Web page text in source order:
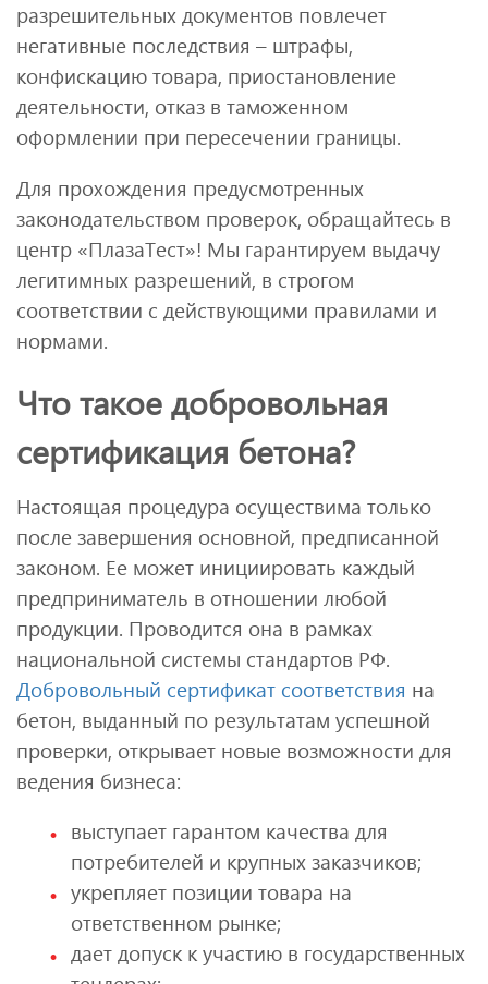
разрешительных документов повлечет
негативные последствия – штрафы,
конфискацию товара, приостановление
деятельности, отказ в таможенном
оформлении при пересечении границы.
Для прохождения предусмотренных
законодательством проверок, обращайтесь в
центр «ПлазаТест»! Мы гарантируем выдачу
легитимных разрешений, в строгом
соответствии с действующими правилами и
нормами.
Что такое добровольная
сертификация бетона?
Настоящая процедура осуществима только
после завершения основной, предписанной
законом. Ее может инициировать каждый
предприниматель в отношении любой
продукции. Проводится она в рамках
национальной системы стандартов РФ.
Добровольный сертификат соответствия на
бетон, выданный по результатам успешной
проверки, открывает новые возможности для
ведения бизнеса:
выступает гарантом качества для
потребителей и крупных заказчиков;
укрепляет позиции товара на
ответственном рынке;
дает допуск к участию в государственных